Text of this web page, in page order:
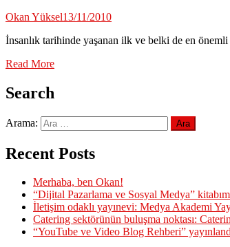
Okan Yüksel13/11/2010
İnsanlık tarihinde yaşanan ilk ve belki de en
Read More
Search
Arama:
Recent Posts
Merhaba, ben Okan!
“Dijital Pazarlama ve Sosyal Medya” kitabım
İletişim odaklı yayınevi: Medya Akademi
Catering sektörünün buluşma noktası:
“YouTube ve Video Blog Rehberi”